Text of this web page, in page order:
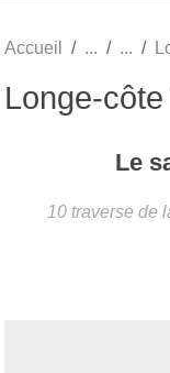
Accueil
Longe-
Le
10 traverse de